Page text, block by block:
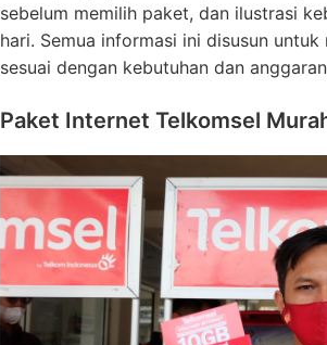
sebelum memilih paket, dan ilustrasi
hari. Semua informasi ini disusun
sesuai dengan kebutuhan dan
Paket Internet Telkomsel